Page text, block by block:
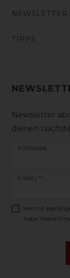
NEWSLETTER
TIPPS
Newsletter
deinen
VORNAME
E-MAIL **
Newsletter
Hiermit
habe. Meine